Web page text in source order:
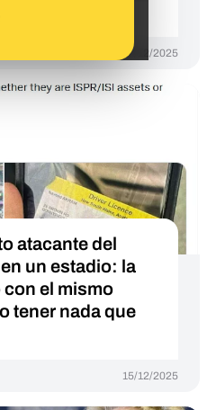
navideña
17/12/2025
atacante del
un estadio: la
el mismo
tener nada que
15/12/2025